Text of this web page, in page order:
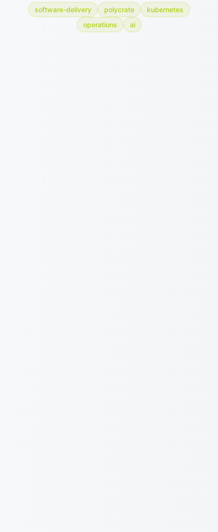
software-delivery polycrate
kubernetes
operations
ai